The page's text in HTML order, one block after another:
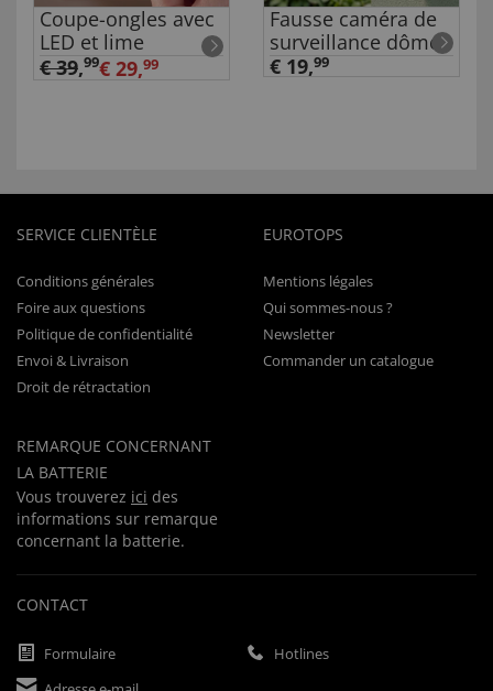
Coupe-ongles avec
LED et lime
€ 39,99€ 29,99
Fausse caméra de
surveillance dôme
€ 19,99
SERVICE CLIENTÈLE
Conditions générales
Foire aux questions
Politique de confidentialité
Envoi & Livraison
Droit de rétractation
REMARQUE CONCERNANT
LA BATTERIE
Vous trouverez ici des
informations sur remarque
concernant la batterie.
EUROTOPS
Mentions légales
Qui sommes-nous ?
Newsletter
Commander un catalogue
CONTACT
Formulaire
Hotlines